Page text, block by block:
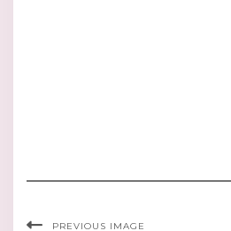
PREVIOUS IMAGE